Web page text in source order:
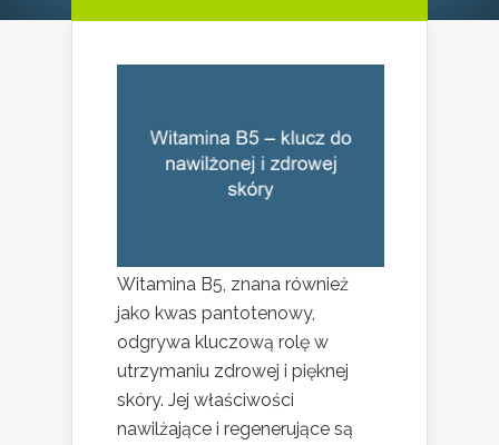
Witamina B5, znana również
jako kwas pantotenowy,
odgrywa kluczową rolę w
utrzymaniu zdrowej i pięknej
skóry. Jej właściwości
nawilżające i regenerujące są